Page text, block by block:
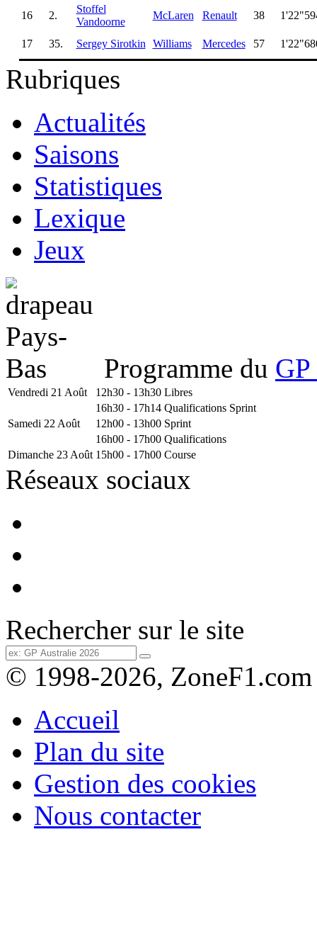
16 2.
Stoffel
Vandoorne
McLaren Renault 38
17 35. Sergey Sirotkin Williams Mercedes 57
Rubriques
Actualités
Saisons
Statistiques
Lexique
Jeux
Programme du
Vendredi 21 Août 12h30 - 13h30 Libres
16h30 - 17h14 Qualifications Sprint
Samedi 22 Août
12h00 - 13h00 Sprint
16h00 - 17h00 Qualifications
Dimanche 23 Août 15h00 - 17h00 Course
Réseaux sociaux
Rechercher sur le site
© 1998-2026, ZoneF1.com
Accueil
Plan du site
Gestion des cookies
Nous contacter